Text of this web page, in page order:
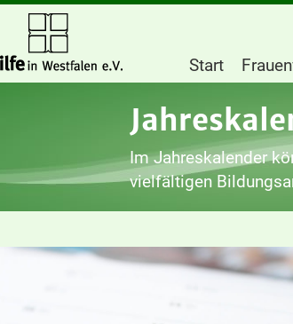
Start
Im Jahreskalender
vielfältigen